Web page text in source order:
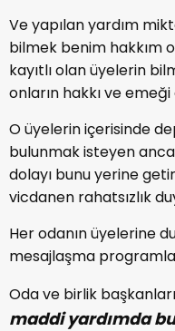
Ve yapılan yardım
bilmek benim hakkım
kayıtlı olan üyelerin
onların hakkı ve
O üyelerin içerisinde
bulunmak isteyen
dolayı bunu yerine
vicdanen rahatsızlık
Her odanın üyelerine
mesajlaşma
Oda ve birlik
maddi yardımda